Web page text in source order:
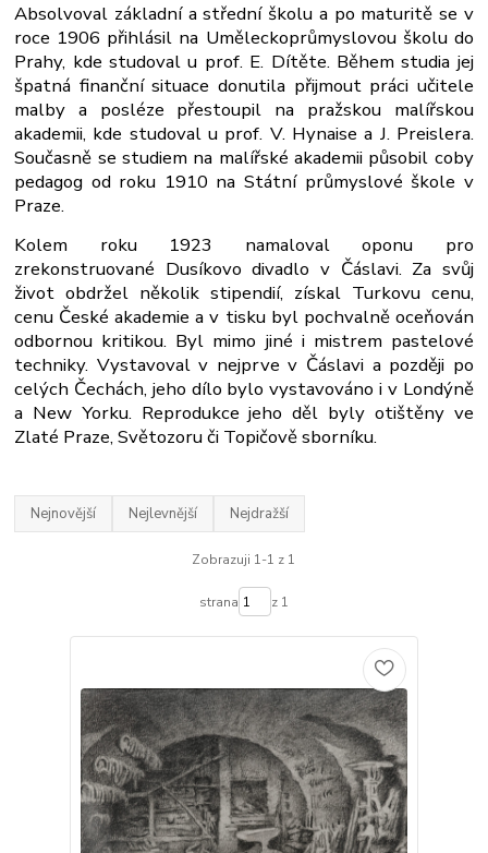
Absolvoval základní a střední školu a po maturitě se v
roce 1906 přihlásil na Uměleckoprůmyslovou školu do
Prahy, kde studoval u prof. E. Dítěte. Během studia jej
špatná finanční situace donutila přijmout práci učitele
malby a posléze přestoupil na pražskou malířskou
akademii, kde studoval u prof. V. Hynaise a J. Preislera.
Současně se studiem na malířské akademii působil coby
pedagog od roku 1910 na Státní průmyslové škole v
Praze.
Kolem roku 1923 namaloval oponu pro
zrekonstruované Dusíkovo divadlo v Čáslavi. Za svůj
život obdržel několik stipendií, získal Turkovu cenu,
cenu České akademie a v tisku byl pochvalně oceňován
odbornou kritikou. Byl mimo jiné i mistrem pastelové
techniky. Vystavoval v nejprve v Čáslavi a později po
celých Čechách, jeho dílo bylo vystavováno i v Londýně
a New Yorku. Reprodukce jeho děl byly otištěny ve
Zlaté Praze, Světozoru či Topičově sborníku.
Nejnovější Nejlevnější Nejdražší
Zobrazuji 1-1 z 1
strana z 1